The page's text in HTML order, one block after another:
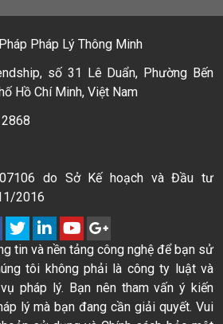
Pháp Lý Thông Minh
số 31 Lê Duẩn, Phường Bến
Hồ Chí Minh, Việt Nam
do Sở Kế hoạch và Đầu tư
2016
tin và nền tảng công nghệ để bạn sử
tôi không phải là công ty luật và
pháp lý. Bạn nên tham vấn ý kiến
lý mà bạn đang cần giải quyết. Vui